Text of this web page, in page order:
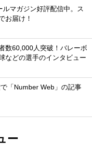
ルマガジン好評配信中。ス
お届け！
数60,000人突破！バレーボ
などの選手のインタビュー
「Number Web」の記事
ー